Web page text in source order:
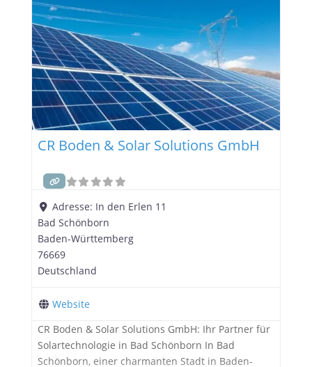
CR Boden & Solar Solutions GmbH
Adresse: In den Erlen 11
Bad Schönborn
Baden-Württemberg
76669
Deutschland
Website
CR Boden & Solar Solutions GmbH: Ihr Partner für
Solartechnologie in Bad Schönborn In Bad
Schönborn, einer charmanten Stadt in Baden-